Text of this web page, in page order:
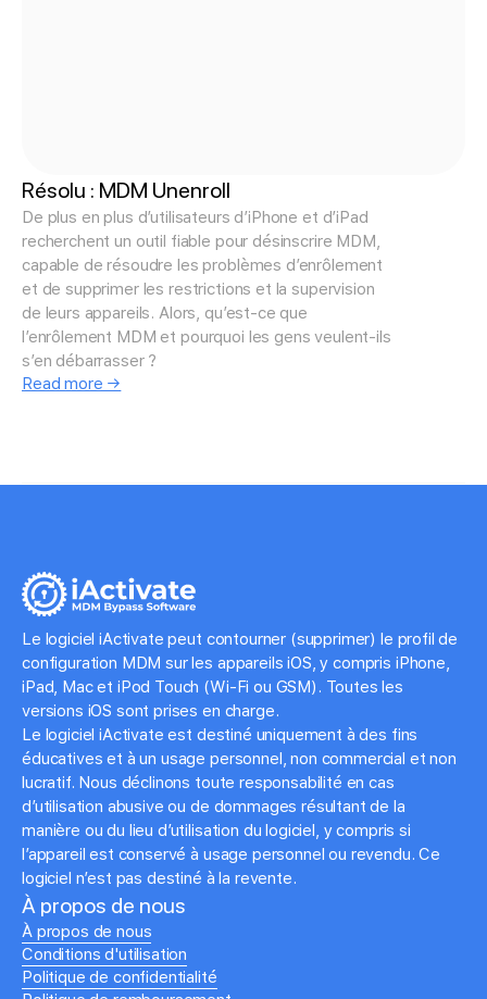
Résolu : MDM Unenroll
De plus en plus d’utilisateurs d’iPhone et d’iPad
recherchent un outil fiable pour désinscrire MDM,
capable de résoudre les problèmes d’enrôlement
et de supprimer les restrictions et la supervision
de leurs appareils. Alors, qu’est-ce que
l’enrôlement MDM et pourquoi les gens veulent-ils
s’en débarrasser ?
Read more →
Le logiciel iActivate peut contourner (supprimer) le profil de
configuration MDM sur les appareils iOS, y compris iPhone,
iPad, Mac et iPod Touch (Wi-Fi ou GSM). Toutes les
versions iOS sont prises en charge.
Le logiciel iActivate est destiné uniquement à des fins
éducatives et à un usage personnel, non commercial et non
lucratif. Nous déclinons toute responsabilité en cas
d’utilisation abusive ou de dommages résultant de la
manière ou du lieu d’utilisation du logiciel, y compris si
l’appareil est conservé à usage personnel ou revendu. Ce
logiciel n’est pas destiné à la revente.
À propos de nous
À propos de nous
Conditions d'utilisation
Politique de confidentialité